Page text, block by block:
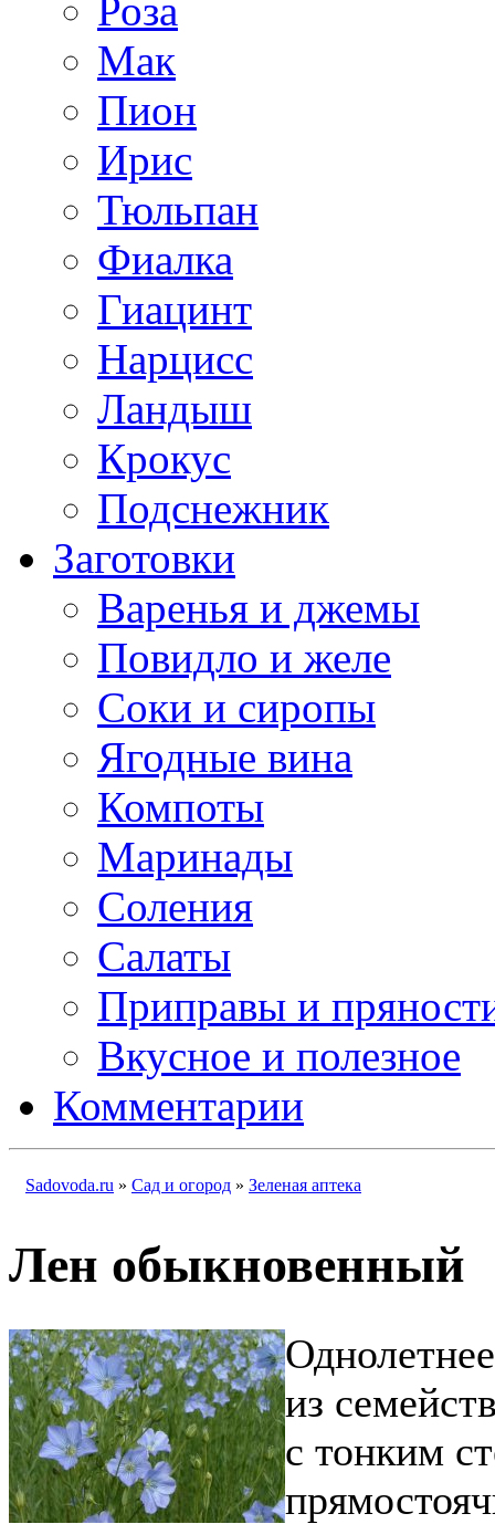
Роза
Мак
Пион
Ирис
Тюльпан
Фиалка
Гиацинт
Нарцисс
Ландыш
Крокус
Подснежник
Заготовки
Варенья и джемы
Повидло и желе
Соки и сиропы
Ягодные вина
Компоты
Маринады
Соления
Салаты
Приправы и
Вкусное и полезное
Комментарии
Sadovoda.ru » Сад и огород » Зеленая аптека
Лен обыкновенный
из
с тонким